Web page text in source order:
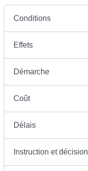
Conditions
Effets
Démarche
Coût
Délais
Instruction et décision